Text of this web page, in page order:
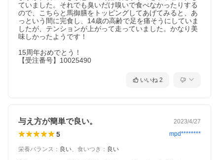
ていました。それでも臭いだけ嗅いで食べなかったりする
ので、こちらと馬御膳をトッピングしてあげてみると、あ
っという間に完食し、14歳の高齢で足を痛そうにしていま
したが、テンションが上がって走っていました。かなり美
味しかったようです！
15周年おめでとう！
【受注番号】10025490
いいね 2
与え方が簡単で良い。 2023/4/27
5 mpd********
栄養バランス ： 良い、 食いつき ： 良い